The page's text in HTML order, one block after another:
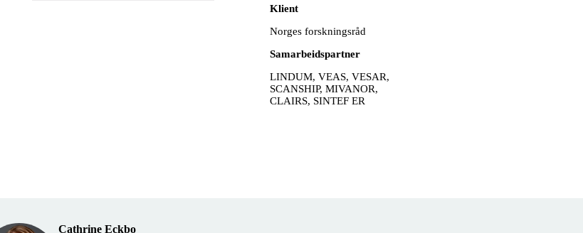
Klient
Norges forskningsråd
Samarbeidspartner
LINDUM, VEAS, VESAR,
SCANSHIP, MIVANOR,
CLAIRS, SINTEF ER
Cathrine Eckbo